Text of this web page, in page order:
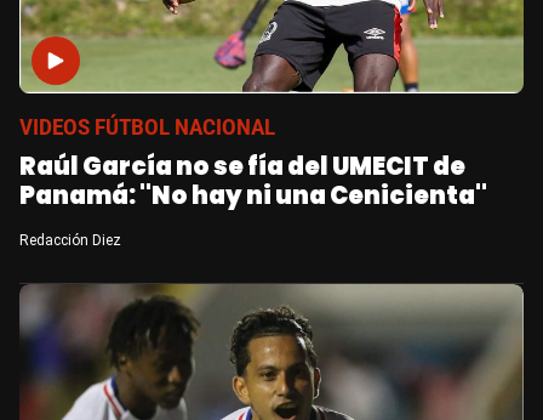
VIDEOS FÚTBOL NACIONAL
Raúl García no se fía del UMECIT de
Panamá: "No hay ni una Cenicienta"
Redacción Diez